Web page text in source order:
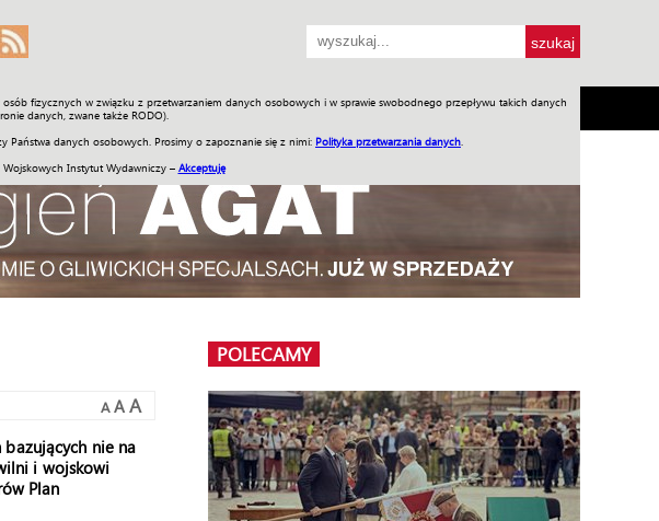
fizycznych w związku z przetwarzaniem danych osobowych i w sprawie swobodnego przepływu takich danych
danych, zwane także RODO).
Państwa danych osobowych. Prosimy o zapoznanie się z nimi: Polityka przetwarzania danych
Instytut Wydawniczy – Akceptuję
Wideo ENGLISH SKLEP Jednodniówki Praca w WIW
A A A
nie na
i wojskowi
Plan
POLECAMY